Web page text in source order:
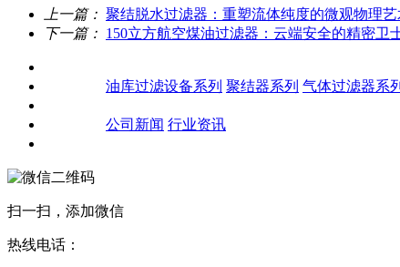
上一篇： 聚结脱水过滤器：重塑流体纯度的微观物理艺
下一篇： 150立方航空煤油过滤器：云端安全的精密卫
油库过滤设备系列 聚结器系列 气体过滤器系列
公司新闻 行业资讯
扫一扫，添加微信
热线电话：